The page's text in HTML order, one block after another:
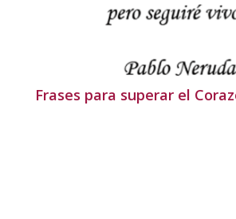
Frases para superar el